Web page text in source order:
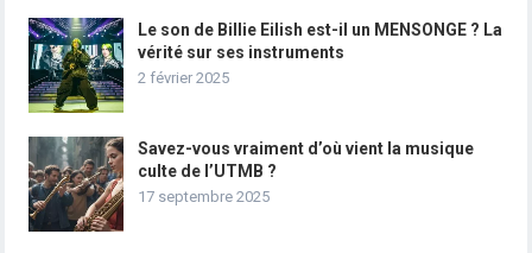
Le son de Billie Eilish est-il un MENSONGE ? La
vérité sur ses instruments
2 février 2025
Savez-vous vraiment d’où vient la musique
culte de l’UTMB ?
17 septembre 2025